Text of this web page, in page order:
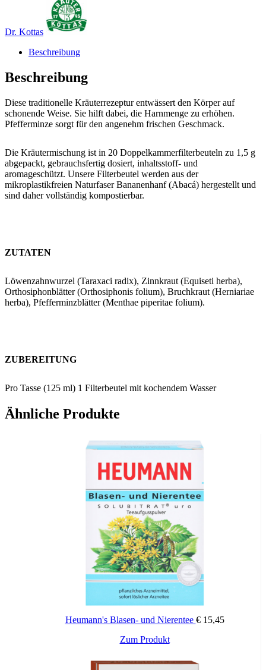
Dr. Kottas
Beschreibung
Beschreibung
Diese traditionelle Kräuterrezeptur entwässert den Körper auf
schonende Weise. Sie hilft dabei, die Harnmenge zu erhöhen.
Pfefferminze sorgt für den angenehm frischen Geschmack.
Die Kräutermischung ist in 20 Doppelkammerfilterbeuteln zu 1,5 g
abgepackt, gebrauchsfertig dosiert, inhaltsstoff- und
aromageschützt. Unsere Filterbeutel werden aus der
mikroplastikfreien Naturfaser Bananenhanf (Abacá) hergestellt und
sind daher vollständig kompostierbar.
ZUTATEN
Löwenzahnwurzel (Taraxaci radix), Zinnkraut (Equiseti herba),
Orthosiphonblätter (Orthosiphonis folium), Bruchkraut (Herniariae
herba), Pfefferminzblätter (Menthae piperitae folium).
ZUBEREITUNG
Pro Tasse (125 ml) 1 Filterbeutel mit kochendem Wasser
Filterbeutel ausdrücken und mehrmals täglich 1-2 Tassen Tee
lauwarm, schluckweise trinken.
Ähnliche Produkte
Heumann's Blasen- und Nierentee €15,45
Zum Produkt